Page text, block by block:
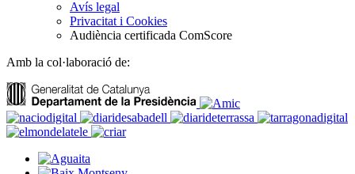
Avís legal
Privacitat i Cookies
Audiència certificada ComScore
Amb la col·laboració de: